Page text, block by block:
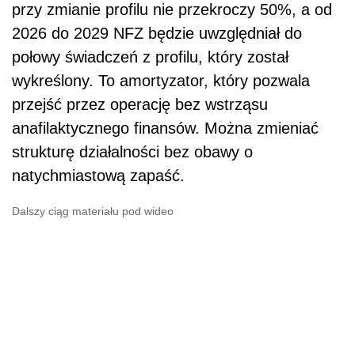
przy zmianie profilu nie przekroczy 50%, a od
2026 do 2029 NFZ będzie uwzględniał do
połowy świadczeń z profilu, który został
wykreślony. To amortyzator, który pozwala
przejść przez operację bez wstrząsu
anafilaktycznego finansów. Można zmieniać
strukturę działalności bez obawy o
natychmiastową zapaść.
Dalszy ciąg materiału pod wideo